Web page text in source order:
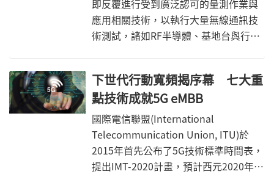
頻率以盡可能釋放較低頻譜，是一種公
共利益。
即反覆進行受到廣泛認可的量測作業與
應用相關技術，以執行大量無線通訊技
術測試，諸如RF半導體、基地台與行動
複雜，因此需要重新考量過去針對測試
前幾代裝置而進行高度最佳化的技術。
為了驗證5G技術的效能，需要使用
OTA(Over the Air)方法來測試5G元件與
裝置，而非透過目前所使用的接線式方
法。工程界領導廠商也正積極使用全新
下世代行動寬頻揭序幕 七大重
點技術成就5G eMBB
國際電信聯盟(International
Telecommunication Union, ITU)於
2015年首先公布了5G技術標準時間表，
提出IMT-2020計畫，預計西元2020年之